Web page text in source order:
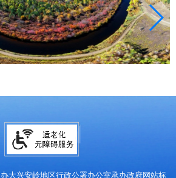
大兴安岭地区行政公署办公室承办政府网站标